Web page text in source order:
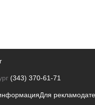
(343) 370-61-71
Для